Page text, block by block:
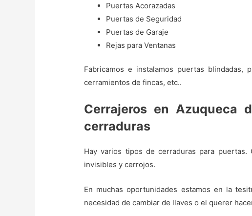
Puertas Acorazadas
Puertas de Seguridad
Puertas de Garaje
Rejas para Ventanas
Fabricamos e instalamos puertas blindadas,
cerramientos de fincas, etc..
Cerrajeros en Azuqueca
cerraduras
Hay varios tipos de cerraduras para puertas.
invisibles y cerrojos.
En muchas oportunidades estamos en la
necesidad de cambiar de llaves o el querer